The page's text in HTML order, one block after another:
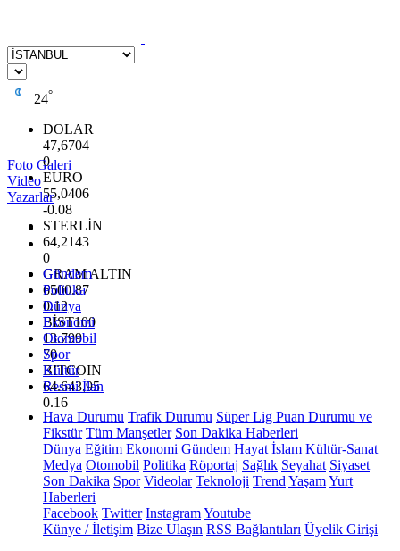
24°
DOLAR
47,6704
0
EURO
55,0406
-0.08
STERLİN
64,2143
0
GRAM ALTIN
6500.87
0.12
BİST100
13.799
70
BITCOIN
64.643,95
0.16
Foto Galeri
Video
Yazarlar
Gündem
Politika
Dünya
Ekonomi
Otomobil
Spor
Kültür
Resmi İlan
Hava Durumu Trafik Durumu Süper Lig Puan Durumu ve
Fikstür Tüm Manşetler Son Dakika Haberleri
Dünya Eğitim Ekonomi Gündem Hayat İslam Kültür-Sanat
Medya Otomobil Politika Röportaj Sağlık Seyahat Siyaset
Son Dakika Spor Videolar Teknoloji Trend YaşamYurt
Haberleri
Facebook Twitter InstagramYoutube
Künye / İletişim Bize Ulaşın RSS Bağlantıları Üyelik Girişi